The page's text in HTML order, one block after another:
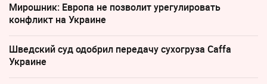
Мирошник: Европа не позволит урегулировать
конфликт на Украине
Шведский суд одобрил передачу сухогруза Caffa
Украине